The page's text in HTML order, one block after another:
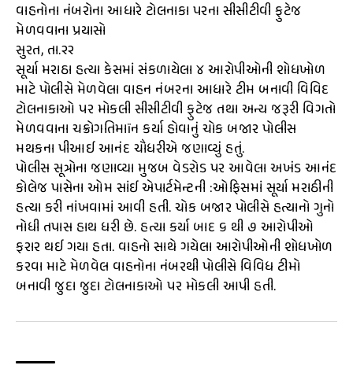
વાહનોના નંબરોના આધારે ટોલનાકા પરના સીસીટીવી ફુટેજ
મેળવવાના પ્રયાસો
સુરત, તા.૨૨
સૂર્યા મરાઠા હત્યા કેસમાં સંકળાયેલા ૪ આરોપીઓની શોધખોળ
માટે પોલીસે મેળવેલા વાહન નંબરના આધારે ટીમ બનાવી વિવિદ
ટોલનાકાઓ પર મોકલી સીસીટીવી ફુટેજ તથા અન્ય જરૂરી વિગતો
મેળવવાના ચક્રોગતિમાïન કર્યા હોવાનું ચોક બજાર પોલીસ
મથકના પીઆઈ આનંદ ચૌધરીએ જણાવ્યું હતું.
પોલીસ સૂત્રોના જણાવ્યા મુજબ વેડરોડ પર આવેલા અખંડ આનંદ
કોલેજ પાસેના ઓમ સાંઈ એપાર્ટમેન્ટની :ઓફિસમાં સૂર્યા મરાઠીની
હત્યા કરી નાંખવામાં આવી હતી. ચોક બજાર પોલીસે હત્યાનો ગુનો
નોધી તપાસ હાથ ધરી છે. હત્યા કર્યા બાદ ૬ થી ૭ આરોપીઓ
ફરાર થઈ ગયા હતા. વાહનો સાથે ગયેલા આરોપીઓની શોધખોળ
કરવા માટે મેળવેલ વાહનોના નંબરથી પોલીસે વિવિધ ટીમો
બનાવી જુદા જુદા ટોલનાકાઓ પર મોકલી આપી હતી.